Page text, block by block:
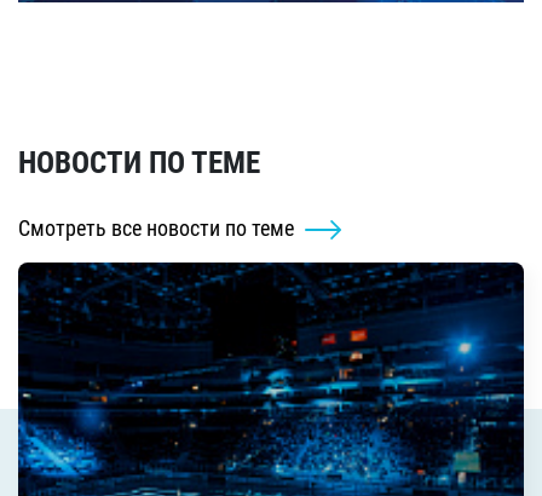
НОВОСТИ ПО ТЕМЕ
Смотреть все новости по теме